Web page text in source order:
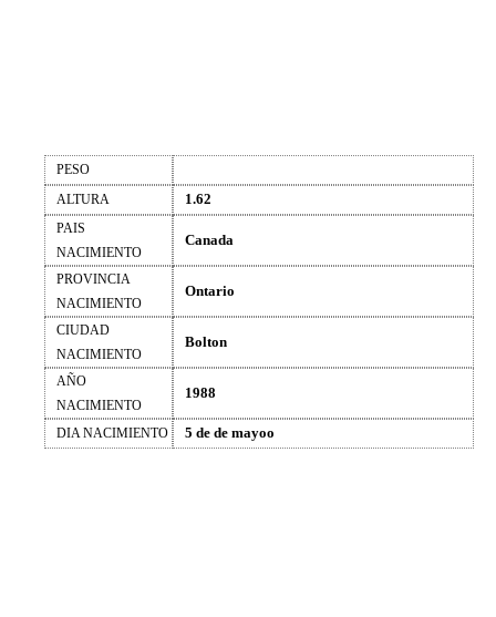
PESO
ALTURA
1.62
PAIS
NACIMIENTO
Canada
PROVINCIA
NACIMIENTO
Ontario
CIUDAD
NACIMIENTO
Bolton
AÑO
NACIMIENTO
1988
DIA NACIMIENTO 5 de de mayoo